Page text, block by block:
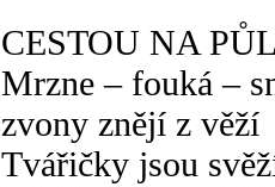
CESTOU NA
Mrzne – fouká –
zvony znějí z věží
Tvářičky jsou